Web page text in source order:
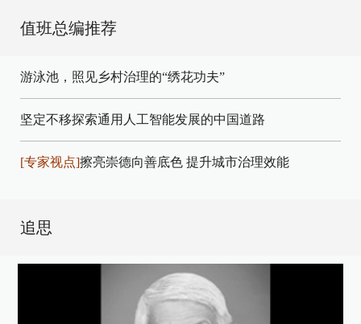
值班总编推荐
游泳池，照见乡村治理的“绣花功夫”
坚定不移探索通用人工智能发展的中国道路
[专家视点]擦亮崇德向善底色 提升城市治理效能
追思